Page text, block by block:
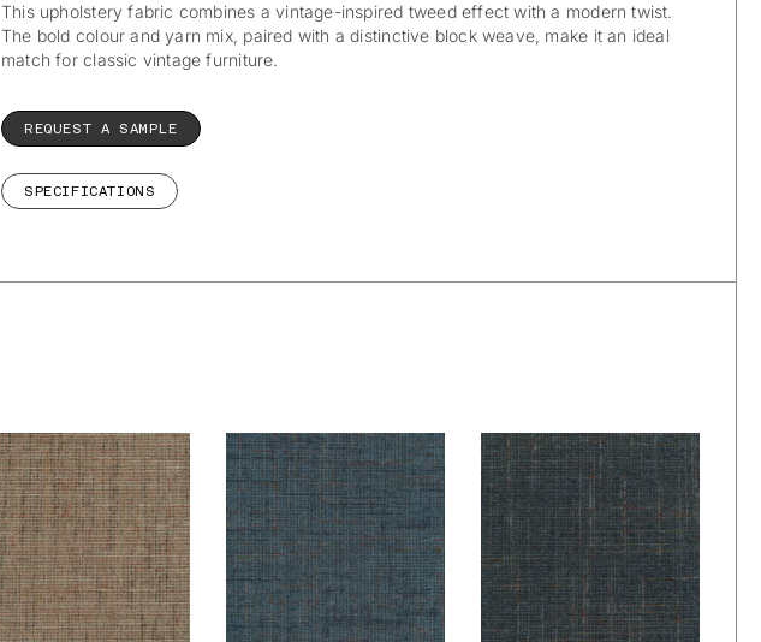
This upholstery fabric combines a vintage-inspired tweed effect with a modern twist.
The bold colour and yarn mix, paired with a distinctive block weave, make it an ideal
match for classic vintage furniture.
REQUEST A SAMPLE
SPECIFICATIONS
De Ploeg – Nubis:
12
De Ploeg – Nubis:
44
De Ploeg – Nubis:
48